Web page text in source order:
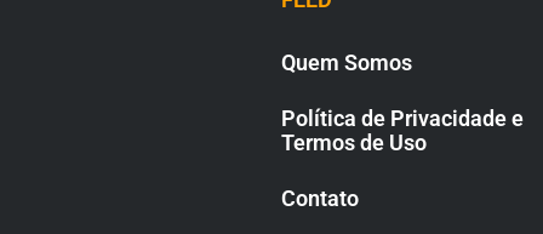
Quem Somos
Política de Privacidade e
Termos de Uso
Contato